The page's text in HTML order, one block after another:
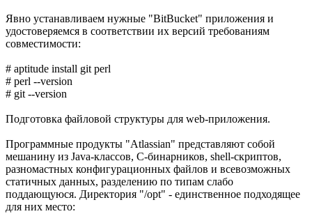
Явно устанавливаем нужные "BitBucket" приложения и
удостоверяемся в соответствии их версий требованиям
совместимости:
# aptitude install git perl
# perl --version
# git --version
Подготовка файловой структуры для web-приложения.
Программные продукты "Atlassian" представляют собой
мешанину из Java-классов, C-бинарников, shell-скриптов,
разномастных конфигурационных файлов и всевозможных
статичных данных, разделению по типам слабо
поддающуюся. Директория "/opt" - единственное подходящее
для них место: